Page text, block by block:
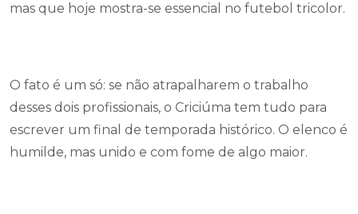
mas que hoje mostra-se essencial no futebol tricolor.
O fato é um só: se não atrapalharem o trabalho
desses dois profissionais, o Criciúma tem tudo para
escrever um final de temporada histórico. O elenco é
humilde, mas unido e com fome de algo maior.